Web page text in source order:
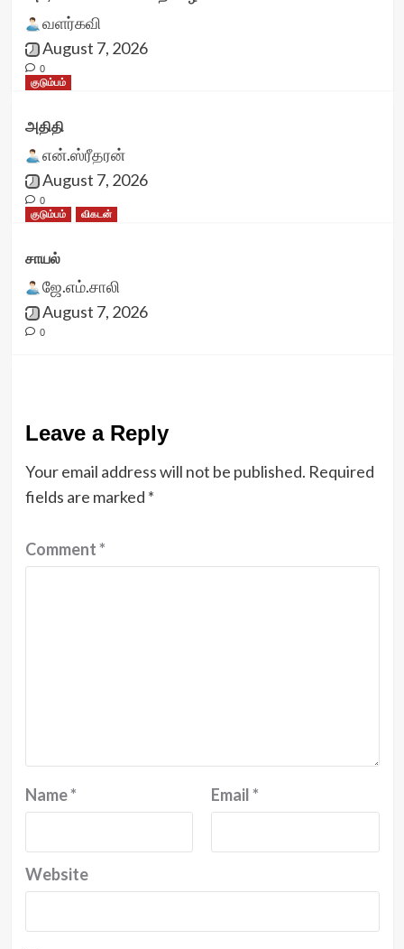
வளர்கவி
August 7, 2026
0
குடும்பம்
அதிதி
என்.ஸ்ரீதரன்
August 7, 2026
0
குடும்பம்
விகடன்
சாயல்
ஜே.எம்.சாலி
August 7, 2026
0
Leave a Reply
Your email address will not be published. Required
fields are marked *
Comment*
Name* Email*
Website